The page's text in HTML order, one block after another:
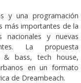
y una programación
más importantes de la
nacionales y nuevas
La propuesta
& bass, tech house,
en un formato
de Dreambeach.